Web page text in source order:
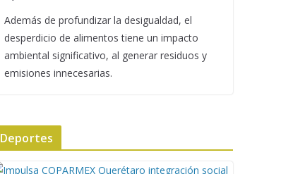
Además de profundizar la desigualdad, el
desperdicio de alimentos tiene un impacto
ambiental significativo, al generar residuos y
emisiones innecesarias.
Deportes